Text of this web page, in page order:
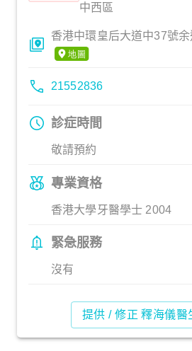
中西區
香港中環皇后大道中37號
21552836
診症時間
敬請預約
專業資格
香港大學牙醫學士 2004
緊急服務
沒有
提供 / 修正 釋海儀醫